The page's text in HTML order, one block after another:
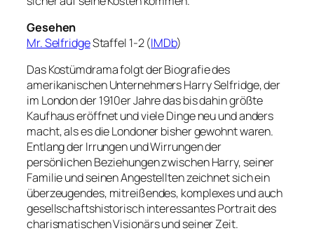
Gesehen
Mr. SelfridgeStaffel 1-2 (IMDb)
Das Kostümdrama folgt der Biografie des
amerikanischen Unternehmers Harry Selfridge, der
im London der 1910er Jahre das bis dahin größte
Kaufhaus eröffnet und viele Dinge neu und anders
macht, als es die Londoner bisher gewohnt waren.
Entlang der Irrungen und Wirrungen der
persönlichen Beziehungen zwischen Harry, seiner
Familie und seinen Angestellten zeichnet sich ein
überzeugendes, mitreißendes, komplexes und auch
gesellschaftshistorisch interessantes Portrait des
charismatischen Visionärs und seiner Zeit.